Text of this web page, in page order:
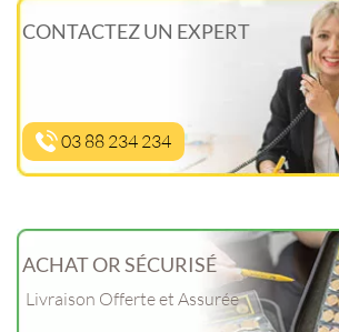
CONTACTEZ UN EXPERT
03 88 234 234
ACHAT OR SÉCURISÉ
Livraison Offerte et Assurée